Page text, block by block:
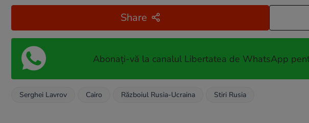
Share
Abonați-vă la canalul Libertatea de WhatsApp
Serghei Lavrov Cairo Războiul Rusia-Ucraina Stiri Rusia